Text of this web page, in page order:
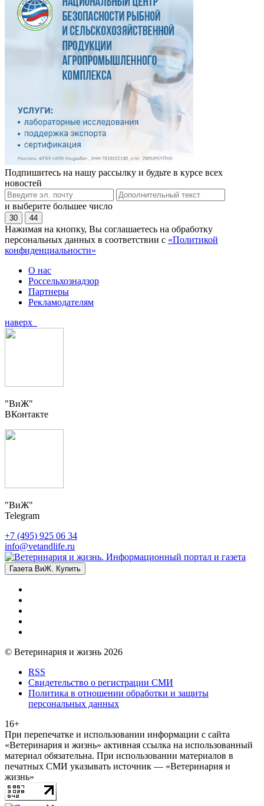
Подпишитесь на нашу рассылку и будьте в курсе всех
новостей
и выберите большее число
30 44
Нажимая на кнопку, Вы соглашаетесь на обработку
персональных данных в соответствии с «Политикой
конфиденциальности»
О нас
Россельхознадзор
Партнеры
Рекламодателям
наверх
"ВиЖ"
ВКонтакте
"ВиЖ"
Telegram
+7 (495) 925 06 34
info@vetandlife.ru
Газета ВиЖ. Купить
© Ветеринария и жизнь 2026
RSS
Свидетельство о регистрации СМИ
Политика в отношении обработки и защиты
персональных данных
16+
При перепечатке и использовании информации с сайта
«Ветеринария и жизнь» активная ссылка на использованный
материал обязательна. При использовании материалов в
печатных СМИ указывать источник — «Ветеринария и
жизнь»